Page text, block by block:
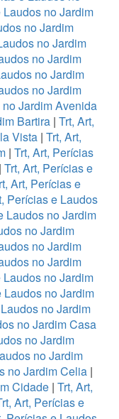
no Jardim
no Jardim
no Jardim
no Jardim
no Jardim
no Jardim
Jardim Avenida
Bartira| Trt, Art,
Vista| Trt, Art,
| Trt, Art, Perícias
| Trt, Art, Perícias e
Art, Perícias e
Perícias e Laudos
Laudos no Jardim
no Jardim
no Jardim
no Jardim
no Jardim
Laudos no Jardim
no Jardim
no Jardim Casa
no Jardim
no Jardim
no Jardim Celia|
Cidade | Trt, Art,
Art, Perícias e